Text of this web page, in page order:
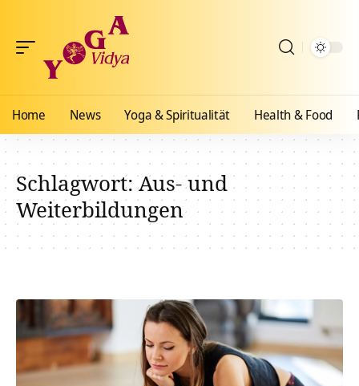
Home News Yoga & Spiritualität Health & Food
Schlagwort:Aus- und
Weiterbildungen